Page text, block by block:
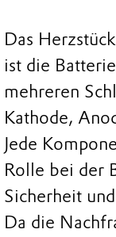
Das
ist die
mehreren
Kathode,
Jede
Rolle bei der
Sicherheit
Da die